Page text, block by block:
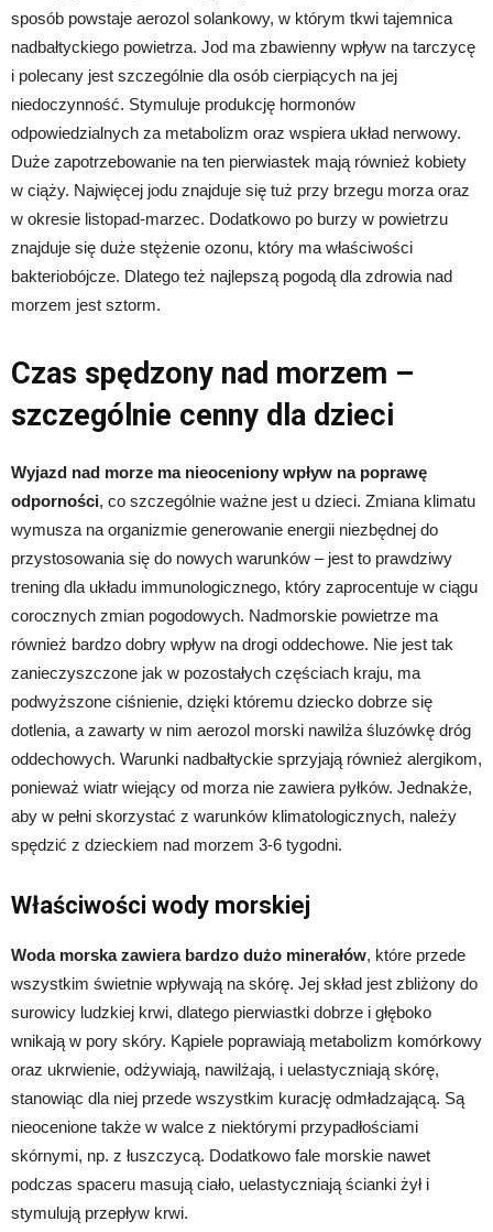
sposób powstaje aerozol solankowy, w którym tkwi tajemnica
nadbałtyckiego powietrza. Jod ma zbawienny wpływ na tarczycę
i polecany jest szczególnie dla osób cierpiących na jej
niedoczynność. Stymuluje produkcję hormonów
odpowiedzialnych za metabolizm oraz wspiera układ nerwowy.
Duże zapotrzebowanie na ten pierwiastek mają również kobiety
w ciąży. Najwięcej jodu znajduje się tuż przy brzegu morza oraz
w okresie listopad-marzec. Dodatkowo po burzy w powietrzu
znajduje się duże stężenie ozonu, który ma właściwości
bakteriobójcze. Dlatego też najlepszą pogodą dla zdrowia nad
morzem jest sztorm.
Czas spędzony nad morzem –
szczególnie cenny dla dzieci
Wyjazd nad morze ma nieoceniony wpływ na poprawę
odporności, co szczególnie ważne jest u dzieci. Zmiana klimatu
wymusza na organizmie generowanie energii niezbędnej do
przystosowania się do nowych warunków – jest to prawdziwy
trening dla układu immunologicznego, który zaprocentuje w ciągu
corocznych zmian pogodowych. Nadmorskie powietrze ma
również bardzo dobry wpływ na drogi oddechowe. Nie jest tak
zanieczyszczone jak w pozostałych częściach kraju, ma
podwyższone ciśnienie, dzięki któremu dziecko dobrze się
dotlenia, a zawarty w nim aerozol morski nawilża śluzówkę dróg
oddechowych. Warunki nadbałtyckie sprzyjają również alergikom,
ponieważ wiatr wiejący od morza nie zawiera pyłków. Jednakże,
aby w pełni skorzystać z warunków klimatologicznych, należy
spędzić z dzieckiem nad morzem 3-6 tygodni.
Właściwości wody morskiej
Woda morska zawiera bardzo dużo minerałów, które przede
wszystkim świetnie wpływają na skórę. Jej skład jest zbliżony do
surowicy ludzkiej krwi, dlatego pierwiastki dobrze i głęboko
wnikają w pory skóry. Kąpiele poprawiają metabolizm komórkowy
oraz ukrwienie, odżywiają, nawilżają, i uelastyczniają skórę,
stanowiąc dla niej przede wszystkim kurację odmładzającą. Są
nieocenione także w walce z niektórymi przypadłościami
skórnymi, np. z łuszczycą. Dodatkowo fale morskie nawet
podczas spaceru masują ciało, uelastyczniają ścianki żył i
stymulują przepływ krwi.